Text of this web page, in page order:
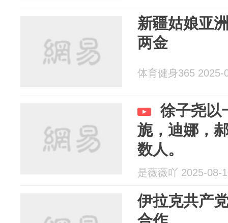
新疆姑娘亚
两金
体育健身365 2025-
徐子尧以
旎，迪娜，
数人。
是薇薇吖 2025-08-
伊拉克共产